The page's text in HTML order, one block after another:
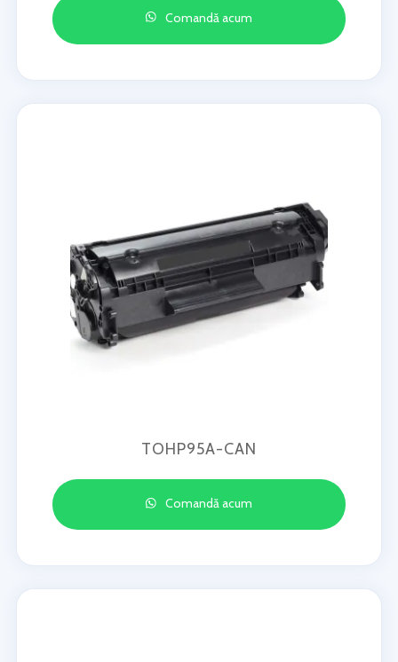
Comandă acum
TOHP95A-CAN
Comandă acum